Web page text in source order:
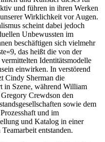
und führen in ihren Werken
Wirklichkeit vor Augen.
scheint dabei jedoch
Unbewussten im
beschäftigen sich vielmehr
das heißt die von der
Identitätsmodelle
einwirken. In verstörend
Cindy Sherman die
in Szene, während William
Crewdson den
sowie dem
und im
und Katalog in einer
entstanden.